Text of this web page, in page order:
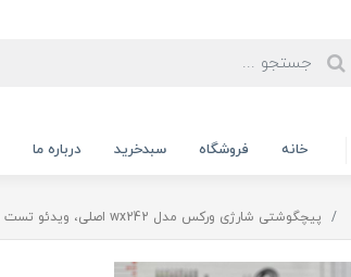
خانه فروشگاه سبدخرید درباره ما
پیچگوشتی شارژی ورکس مدل wx242 اصلی، ویدئو تست پائین صفحه